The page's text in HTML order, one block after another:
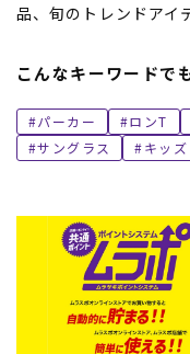
品、旬のトレンドアイ
こんなキーワードで
パーカー ロンT
サングラス
キッズ